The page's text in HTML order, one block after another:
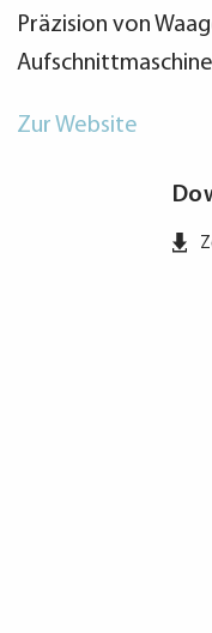
Präzision von
Zur Website